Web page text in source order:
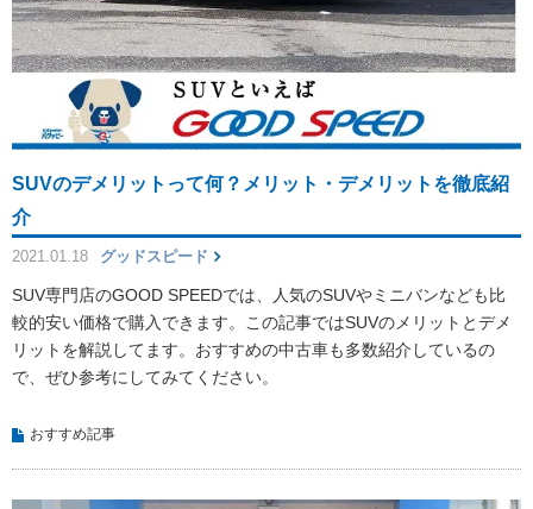
SUVのデメリットって何？メリット・デメリットを徹底紹
介
2021.01.18 グッドスピード
SUV専門店のGOOD SPEEDでは、人気のSUVやミニバンなども比
較的安い価格で購入できます。この記事ではSUVのメリットとデメ
リットを解説してます。おすすめの中古車も多数紹介しているの
で、ぜひ参考にしてみてください。
おすすめ記事